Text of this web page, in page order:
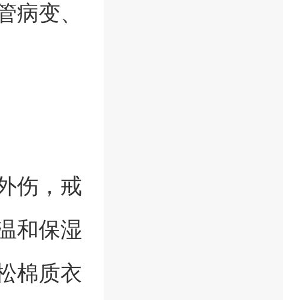
病变、
伤，戒
和保湿
棉质衣